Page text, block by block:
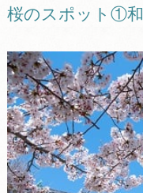
桜のスポット①